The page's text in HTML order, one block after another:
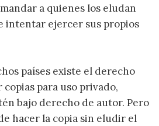
a quienes los eludan
intentar ejercer sus propios
países existe el derecho
para uso privado,
bajo derecho de autor. Pero
hacer la copia sin eludir el